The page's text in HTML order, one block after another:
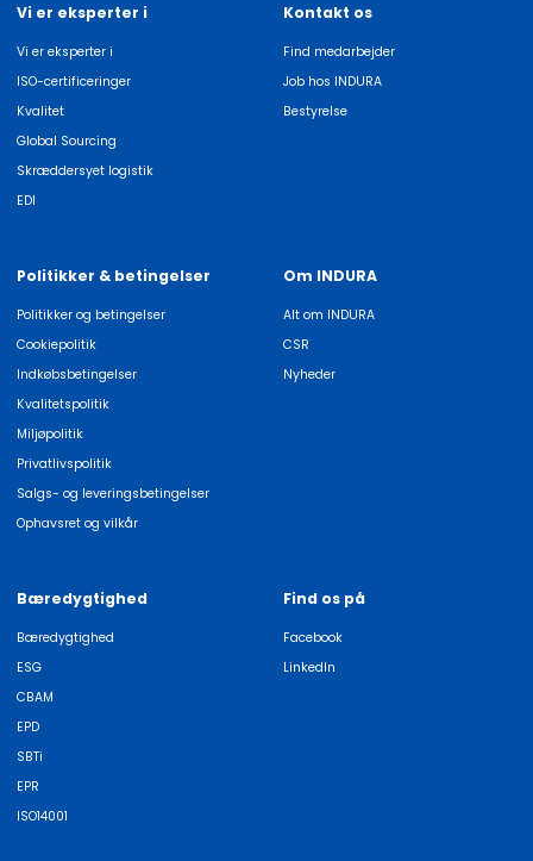
Vi er eksperter i
Vi er eksperter i
ISO-certificeringer
Kvalitet
Global Sourcing
Skræddersyet logistik
EDI
Kontakt os
Find medarbejder
Job hos INDURA
Bestyrelse
Politikker & betingelser
Politikker og betingelser
Cookiepolitik
Indkøbsbetingelser
Kvalitetspolitik
Miljøpolitik
Privatlivspolitik
Salgs- og leveringsbetingelser
Ophavsret og vilkår
Om INDURA
Alt om INDURA
CSR
Nyheder
Bæredygtighed
Bæredygtighed
ESG
CBAM
EPD
SBTi
EPR
ISO14001
Find os på
Facebook
LinkedIn